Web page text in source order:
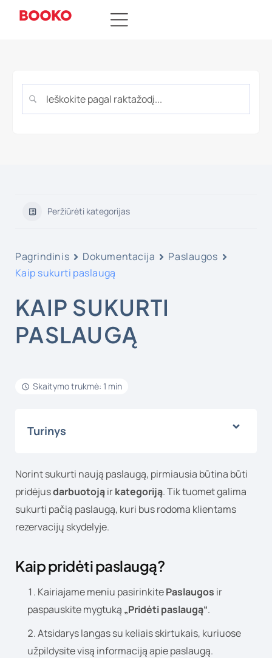
Peržiūrėti kategorijas
Pagrindinis Dokumentacija
Paslaugos
Kaip sukurti paslaugą
KAIP SUKURTI
PASLAUGĄ
Skaitymo trukmė: 1 min
Turinys
Norint sukurti naują paslaugą, pirmiausia būtina būti
pridėjusdarbuotojąirkategoriją. Tik tuomet galima
sukurti pačią paslaugą, kuri bus rodoma klientams
rezervacijų skydelyje.
Kaip pridėti paslaugą?
Kairiajame meniu pasirinkitePaslaugos ir
paspauskite mygtuką „Pridėti paslaugą“.
Atsidarys langas su keliais skirtukais, kuriuose
užpildysite visą informaciją apie paslaugą.